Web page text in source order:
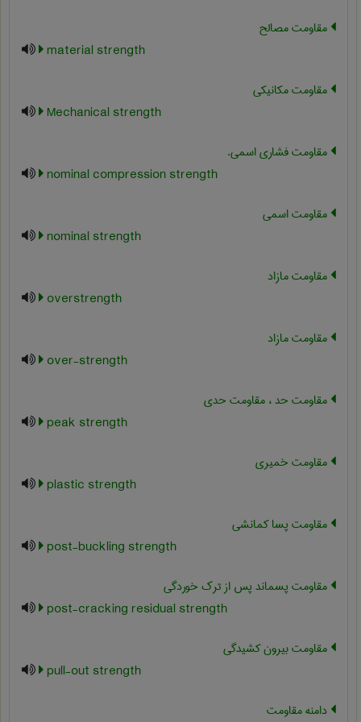
مقاومت مصالح
material strength
مقاومت مکانیکی
Mechanical strength
مقاومت فشاری اسمی.
nominal compression strength
مقاومت اسمی
nominal strength
مقاومت مازاد
overstrength
مقاومت مازاد
over-strength
مقاومت حد ، مقاومت حدی
peak strength
مقاومت خمیری
plastic strength
مقاومت پسا کمانشی
post-buckling strength
مقاومت پسماند پس از ترک خوردگی
post-cracking residual strength
مقاومت بیرون کشیدگی
pull-out strength
دامنه مقاومت